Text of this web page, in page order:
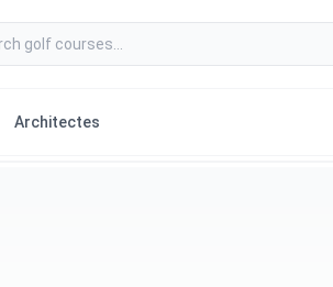
courses
Architectes